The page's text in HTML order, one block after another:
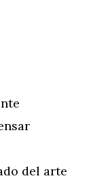
del arte